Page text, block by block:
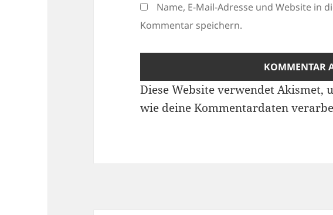
Name, E-Mail-Adresse und Website in
Kommentar speichern.
Diese Website verwendet Akismet,
wie deine Kommentardaten